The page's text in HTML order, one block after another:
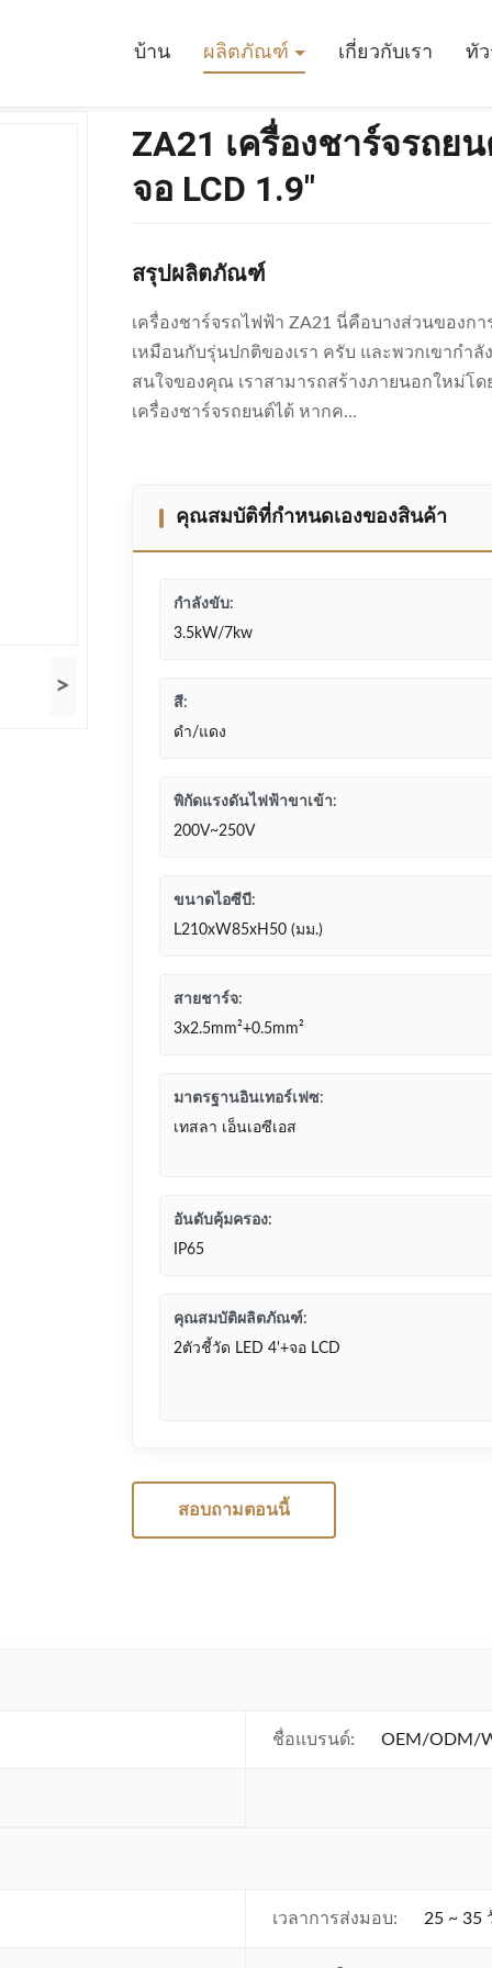
บ้าน ผลิตภัณฑ์ เกี่ยวกับเรา ทัว
>
ZA21 เครื่องชาร์จรถย
จอ LCD 1.9"
สรุปผลิตภัณฑ์
เครื่องชาร์จรถไฟฟ้า ZA21 นี่คือบางส่วนของก
เหมือนกับรุ่นปกติของเรา ครับ และพวกเขากํา
สนใจของคุณ เราสามารถสร้างภายนอกใหม่โด
เครื่องชาร์จรถยนต์ได้ หากค...
คุณสมบัติที่กําหนดเองของสินค้า
กำลังขับ:
3.5kW/7kw
สี:
ดำ/แดง
พิกัดแรงดันไฟฟ้าขาเข้า:
200V~250V
ขนาดไอซีบี:
L210xW85xH50 (มม.)
สายชาร์จ:
3x2.5mm²+0.5mm²
มาตรฐานอินเทอร์เฟซ:
เทสลา เอ็นเอซีเอส
อันดับคุ้มครอง:
IP65
คุณสมบัติผลิตภัณฑ์:
2ตัวชี้วัด LED 4'+จอ LCD
สอบถามตอนนี้
ชื่อแบรนด์: OEM/ODM/
เวลาการส่งมอบ: 25 ~ 35